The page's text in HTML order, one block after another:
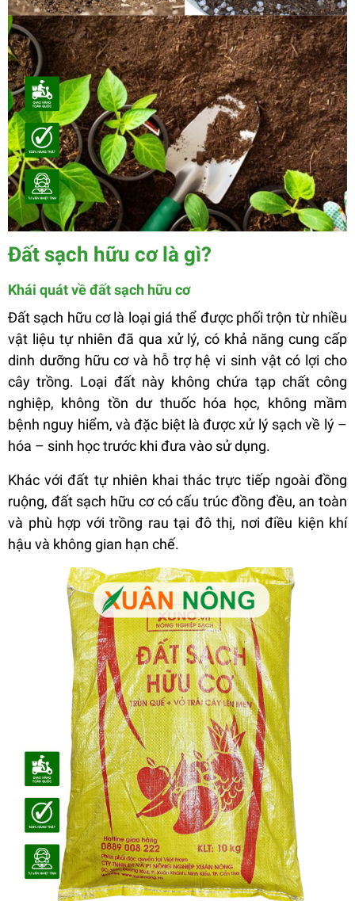
Đất sạch hữu cơ là gì?
Khái quát về đất sạch hữu cơ
Đất sạch hữu cơ là loại giá thể được phối trộn từ nhiều
vật liệu tự nhiên đã qua xử lý, có khả năng cung cấp
dinh dưỡng hữu cơ và hỗ trợ hệ vi sinh vật có lợi cho
cây trồng. Loại đất này không chứa tạp chất công
nghiệp, không tồn dư thuốc hóa học, không mầm
bệnh nguy hiểm, và đặc biệt là được xử lý sạch về lý –
hóa – sinh học trước khi đưa vào sử dụng.
Khác với đất tự nhiên khai thác trực tiếp ngoài đồng
ruộng, đất sạch hữu cơ có cấu trúc đồng đều, an toàn
và phù hợp với trồng rau tại đô thị, nơi điều kiện khí
hậu và không gian hạn chế.